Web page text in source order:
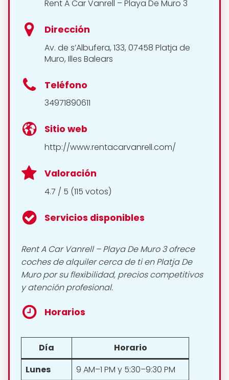
Rent A Car Vanrell – Playa De Muro 3
Dirección
Av. de s’Albufera, 133, 07458 Platja de
Muro, Illes Balears
Teléfono
34971890611
Sitio web
http://www.rentacarvanrell.com/
Valoración
4.7 / 5 (115 votos)
Servicios disponibles
Rent A Car Vanrell – Playa De Muro 3 ofrece
coches de alquiler cerca de ti en Platja De
Muro por su flexibilidad, precios competitivos
y atención profesional.
Horarios
Día
Horario
Lunes
9 AM–1 PM y 5:30–9:30 PM